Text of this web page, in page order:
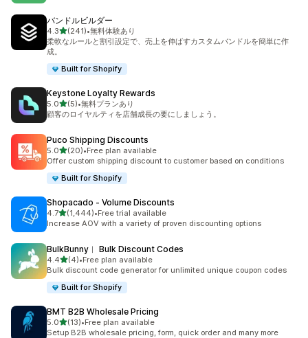
バンドルビルダー
4.35つ星中
(241)
合計レビュー数：241件
•無料体験あり
柔軟なルールと割引設定で、売上を伸ばすカスタムバンドルを簡単に作
成。
Built for Shopify
Keystone Loyalty Rewards
5.05つ星中
(5)
合計レビュー数：5件
•無料プランあり
顧客のロイヤルティを店舗成長の要にしましょう。
Puco Shipping Discounts
5.05つ星中
(20)
合計レビュー数：20件
•Free plan available
Offer custom shipping discount to customer based on conditions
Built for Shopify
Shopacado ‑ Volume Discounts
4.75つ星中
(1,444)
合計レビュー数：1444件
•Free trial available
Increase AOV with a variety of proven discounting options
BulkBunny︱ Bulk Discount Codes
4.45つ星中
(4)
合計レビュー数：4件
•Free plan available
Bulk discount code generator for unlimited unique coupon codes
Built for Shopify
BMT B2B Wholesale Pricing
5.05つ星中
(13)
合計レビュー数：13件
•Free plan available
Setup B2B wholesale pricing, form, quick order and many more